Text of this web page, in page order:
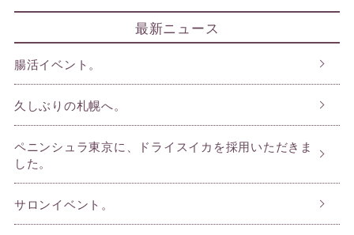
最新ニュース
腸活イベント。
久しぶりの札幌へ。
ペニンシュラ東京に、ドライスイカを採用いただきま
した。
サロンイベント。